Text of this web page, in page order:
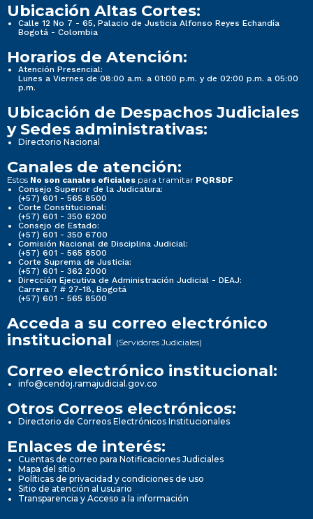
Ubicación Altas Cortes:
Calle 12 No 7 - 65, Palacio de Justicia Alfonso Reyes Echandía
Bogotá - Colombia
Horarios de Atención:
Atención Presencial:
Lunes a Viernes de 08:00 a.m. a 01:00 p.m. y de 02:00 p.m. a 05:00
p.m.
Ubicación de Despachos Judiciales
y Sedes administrativas:
Directorio Nacional
Canales de atención:
Estos No son canales oficiales para tramitar PQRSDF
Consejo Superior de la Judicatura:
(+57) 601 - 565 8500
Corte Constitucional:
(+57) 601 - 350 6200
Consejo de Estado:
(+57) 601 - 350 6700
Comisión Nacional de Disciplina Judicial:
(+57) 601 - 565 8500
Corte Suprema de Justicia:
(+57) 601 - 362 2000
Dirección Ejecutiva de Administración Judicial - DEAJ:
Carrera 7 # 27-18, Bogotá
(+57) 601 - 565 8500
Acceda a su correo electrónico
institucional (Servidores Judiciales)
Correo electrónico institucional:
info@cendoj.ramajudicial.gov.co
Otros Correos electrónicos:
Directorio de Correos Electrónicos Institucionales
Enlaces de interés:
Cuentas de correo para Notificaciones Judiciales
Mapa del sitio
Políticas de privacidad y condiciones de uso
Sitio de atención al usuario
Transparencia y Acceso a la información